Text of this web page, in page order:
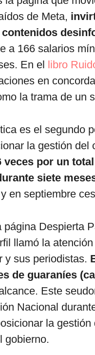
de Meta,
a 166 salarios
En el
libro
en
la trama de un
es el segundo
la gestión del
veces por un
siete
en septiembre
página Despierta
llamó la
y sus periodistas.
de guaraníes
Este
Nacional
la
gobierno.